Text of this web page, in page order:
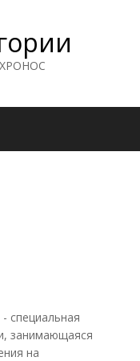
ХРОНОС
занимающаяся
на